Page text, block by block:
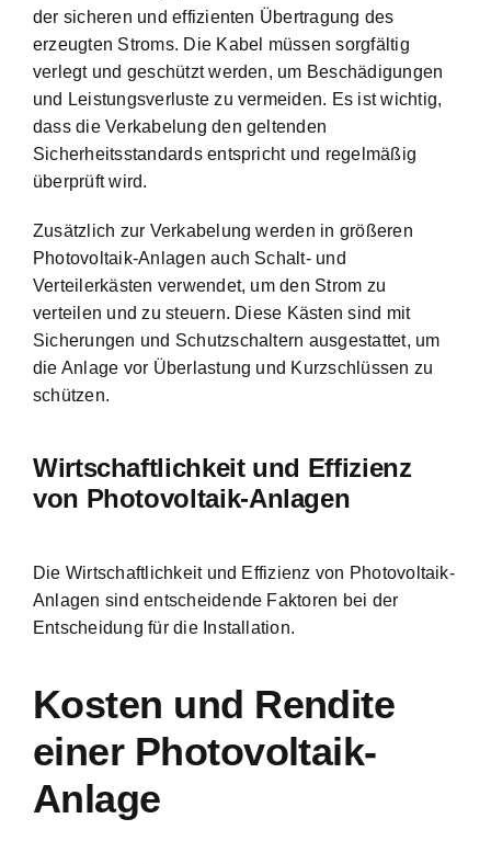
der sicheren und effizienten Übertragung des
erzeugten Stroms. Die Kabel müssen sorgfältig
verlegt und geschützt werden, um Beschädigungen
und Leistungsverluste zu vermeiden. Es ist wichtig,
dass die Verkabelung den geltenden
Sicherheitsstandards entspricht und regelmäßig
überprüft wird.
Zusätzlich zur Verkabelung werden in größeren
Photovoltaik-Anlagen auch Schalt- und
Verteilerkästen verwendet, um den Strom zu
verteilen und zu steuern. Diese Kästen sind mit
Sicherungen und Schutzschaltern ausgestattet, um
die Anlage vor Überlastung und Kurzschlüssen zu
schützen.
Wirtschaftlichkeit und Effizienz
von Photovoltaik-Anlagen
Die Wirtschaftlichkeit und Effizienz von Photovoltaik-
Anlagen sind entscheidende Faktoren bei der
Entscheidung für die Installation.
Kosten und Rendite
einer Photovoltaik-
Anlage